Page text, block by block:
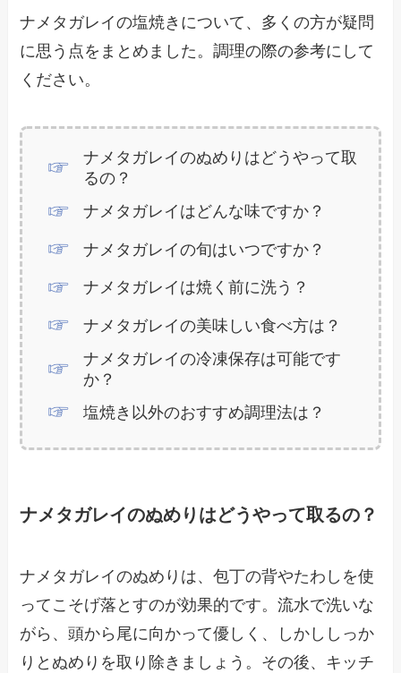
ナメタガレイの塩焼きについて、多くの方が疑問
に思う点をまとめました。調理の際の参考にして
ください。
ナメタガレイのぬめりはどうやって取
るの？
ナメタガレイはどんな味ですか？
ナメタガレイの旬はいつですか？
ナメタガレイは焼く前に洗う？
ナメタガレイの美味しい食べ方は？
ナメタガレイの冷凍保存は可能です
か？
塩焼き以外のおすすめ調理法は？
ナメタガレイのぬめりはどうやって取るの？
ナメタガレイのぬめりは、包丁の背やたわしを使
ってこそげ落とすのが効果的です。流水で洗いな
がら、頭から尾に向かって優しく、しかししっか
りとぬめりを取り除きましょう。その後、キッチ